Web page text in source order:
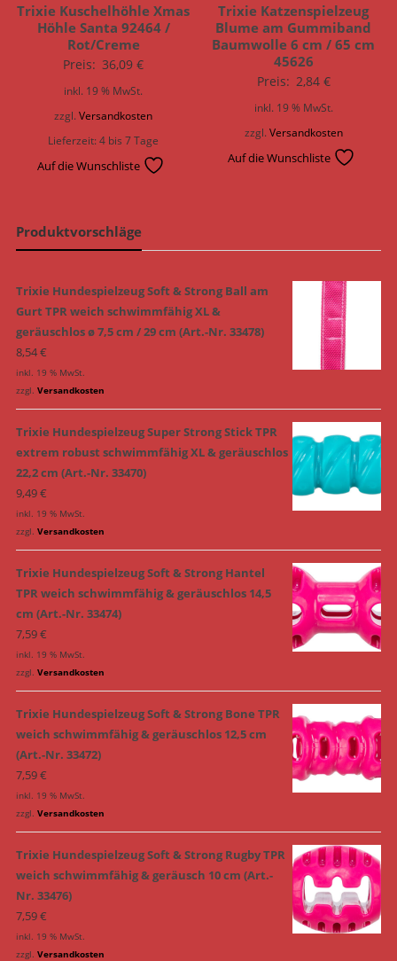
Trixie Kuschelhöhle Xmas
Höhle Santa 92464 /
Rot/Creme
Preis: 36,09€
inkl. 19 % MwSt.
zzgl.Versandkosten
Lieferzeit:4 bis 7 Tage
Auf die Wunschliste
Trixie Katzenspielzeug
Blume am Gummiband
Baumwolle 6 cm / 65 cm
45626
Preis: 2,84 €
inkl. 19 % MwSt.
zzgl. Versandkosten
Auf die Wunschliste
Produktvorschläge
Trixie Hundespielzeug Soft & Strong Ball am
Gurt TPR weich schwimmfähig XL &
geräuschlos ø 7,5 cm / 29 cm (Art.-Nr. 33478)
8,54€
inkl. 19 % MwSt.
zzgl. Versandkosten
Trixie Hundespielzeug Super Strong Stick TPR
extrem robust schwimmfähig XL & geräuschlos
22,2 cm (Art.-Nr. 33470)
9,49€
inkl. 19 % MwSt.
zzgl. Versandkosten
Trixie Hundespielzeug Soft & Strong Hantel
TPR weich schwimmfähig & geräuschlos 14,5
cm (Art.-Nr. 33474)
7,59€
inkl. 19 % MwSt.
zzgl. Versandkosten
Trixie Hundespielzeug Soft & Strong Bone TPR
weich schwimmfähig & geräuschlos 12,5 cm
(Art.-Nr. 33472)
7,59€
inkl. 19 % MwSt.
zzgl. Versandkosten
Trixie Hundespielzeug Soft & Strong Rugby TPR
weich schwimmfähig & geräusch 10 cm (Art.-
Nr. 33476)
7,59€
inkl. 19 % MwSt.
zzgl. Versandkosten